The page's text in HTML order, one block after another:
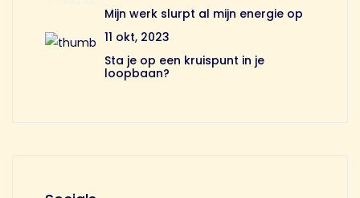
Mijn werk slurpt al mijn energie op
11 okt, 2023
Sta je op een kruispunt in je
loopbaan?